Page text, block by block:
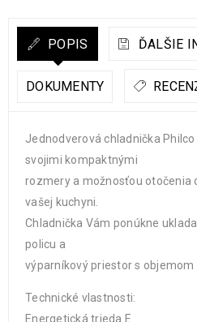
POPIS ĎALŠIE
DOKUMENTY
Jednodverová chladnička Philco
svojimi kompaktnými
rozmery a možnosťou otočenia
vašej kuchyni.
Chladnička Vám ponúkne
policu a
výparníkový priestor s objemom
Technické vlastnosti:
Energetická trieda E